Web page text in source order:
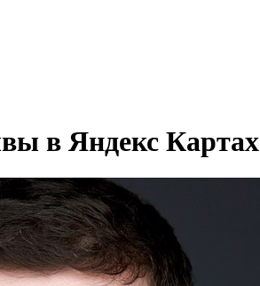
в Яндекс Картах